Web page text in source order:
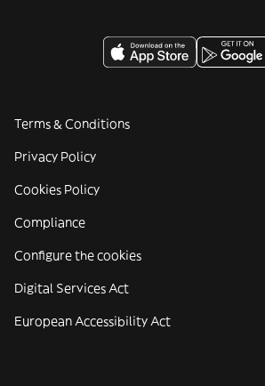
Terms & Conditions
Privacy Policy
Cookies Policy
Compliance
Configure the cookies
Digital Services Act
European Accessibility Act